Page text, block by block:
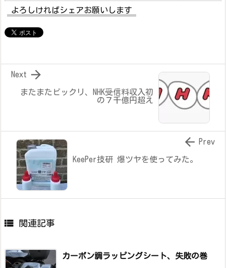
よろしければシェアお願いします
またまたビックリ、NHK受信料収入初
の７千億円超え

Next
KeePer技研 爆ツヤを使ってみた。
 Prev
 関連記事
カーボン調ラッピングシート、失敗の巻